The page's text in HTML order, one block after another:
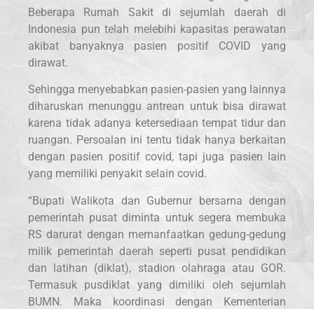
Beberapa Rumah Sakit di sejumlah daerah di
Indonesia pun telah melebihi kapasitas perawatan
akibat banyaknya pasien positif COVID yang
dirawat.
Sehingga menyebabkan pasien-pasien yang lainnya
diharuskan menunggu antrean untuk bisa dirawat
karena tidak adanya ketersediaan tempat tidur dan
ruangan. Persoalan ini tentu tidak hanya berkaitan
dengan pasien positif covid, tapi juga pasien lain
yang memiliki penyakit selain covid.
“Bupati Walikota dan Gubernur bersama dengan
pemerintah pusat diminta untuk segera membuka
RS darurat dengan memanfaatkan gedung-gedung
milik pemerintah daerah seperti pusat pendidikan
dan latihan (diklat), stadion olahraga atau GOR.
Termasuk pusdiklat yang dimiliki oleh sejumlah
BUMN. Maka koordinasi dengan Kementerian